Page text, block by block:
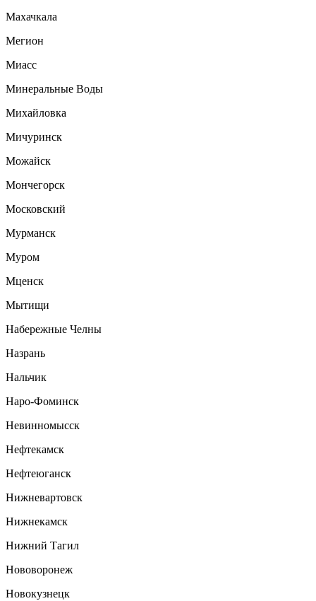
Махачкала
Мегион
Миасс
Минеральные Воды
Михайловка
Мичуринск
Можайск
Мончегорск
Московский
Мурманск
Муром
Мценск
Мытищи
Набережные Челны
Назрань
Нальчик
Наро-Фоминск
Невинномысск
Нефтекамск
Нефтеюганск
Нижневартовск
Нижнекамск
Нижний Тагил
Нововоронеж
Новокузнецк